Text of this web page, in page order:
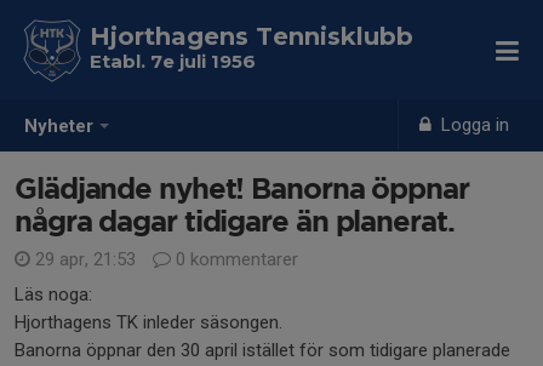
Nyheter Logga in
Hjorthagens Tennisklubb
Etabl. 7e juli 1956
Glädjande nyhet! Banorna öppnar
några dagar tidigare än planerat.
29 apr, 21:53
0 kommentarer
Läs noga:
Hjorthagens TK inleder säsongen.
Banorna öppnar den 30 april istället för som tidigare planerade